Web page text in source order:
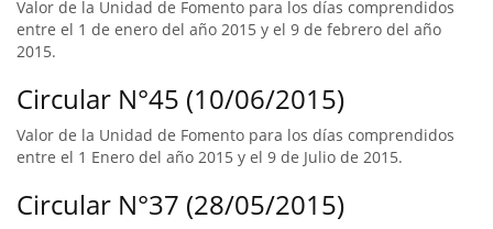
Valor de la Unidad de Fomento para los días comprendidos
entre el 1 de enero del año 2015 y el 9 de febrero del año
2015.
Circular N°45 (10/06/2015)
Valor de la Unidad de Fomento para los días comprendidos
entre el 1 Enero del año 2015 y el 9 de Julio de 2015.
Circular N°37 (28/05/2015)